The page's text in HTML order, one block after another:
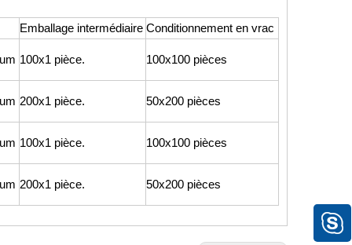
Emballage intermédiaire Conditionnement en vrac
100x1 pièce. 100x100 pièces
200x1 pièce. 50x200 pièces
100x1 pièce. 100x100 pièces
200x1 pièce. 50x200 pièces